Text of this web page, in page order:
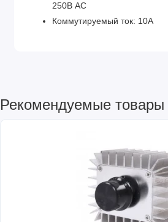
250В AC
Коммутируемый ток: 10А
Рекомендуемые товары